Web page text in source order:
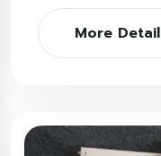
More Detail